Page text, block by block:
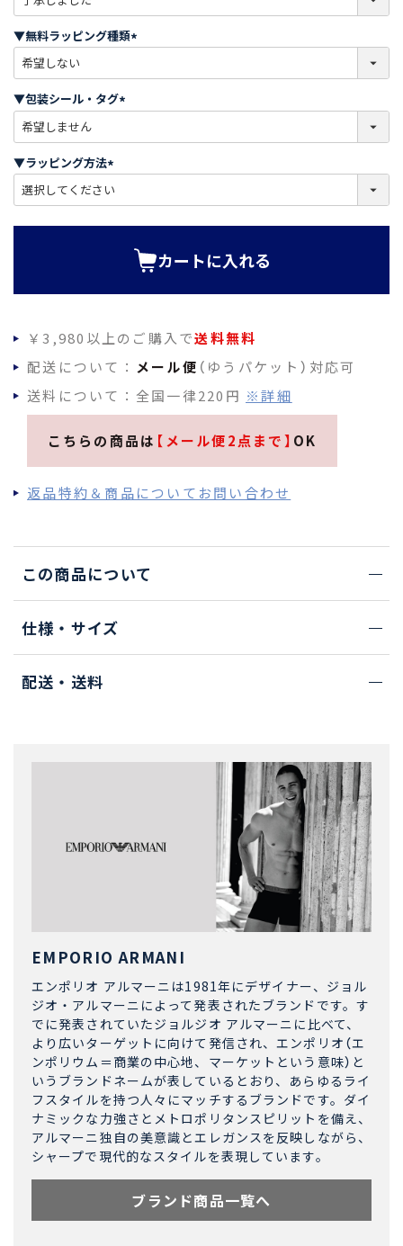
必
)
▼無料ラッピング種類
必
)
▼包装シール・タグ
必
)
▼ラッピング方法
必
カートに入れる
￥3,980以上のご購入で送料無料
配送について： メール便 （ゆうパケット）対応可
送料について：全国一律220円 ※詳細
こちらの商品は 【メール便2点まで】 OK
返品特約＆商品についてお問い合わせ
この商品について
仕様・サイズ
配送・送料
EMPORIO ARMANI
エンポリオ アルマーニは1981年にデザイナー、ジョル
ジオ・アルマーニによって発表されたブランドです。す
でに発表されていたジョルジオ アルマーニに比べて、
より広いターゲットに向けて発信され、エンポリオ（エ
ンポリウム＝商業の中心地、マーケットという意味）と
いうブランドネームが表しているとおり、あらゆるライ
フスタイルを持つ人々にマッチするブランドです。ダイ
ナミックな力強さとメトロポリタンスピリットを備え、
アルマーニ独自の美意識とエレガンスを反映しながら、
シャープで現代的なスタイルを表現しています。
ブランド商品一覧へ